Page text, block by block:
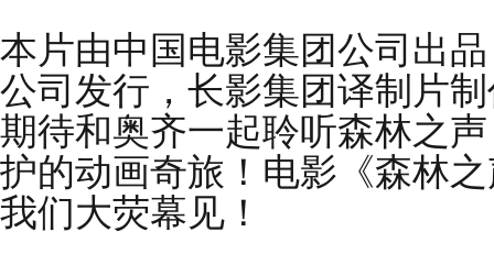
本片由中国电影集团公司出
公司发行，长影集团译制片
期待和奥齐一起聆听森林之
护的动画奇旅！电影《森林
我们大荧幕见！